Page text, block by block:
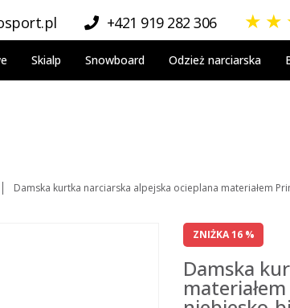
+421 919 282 306 ★ ★
Skialp Snowboard Odzież narciarska
Damska kurtka narciarska alpejska ocieplana materiałem
ZNIŻKA 16 %
Damska